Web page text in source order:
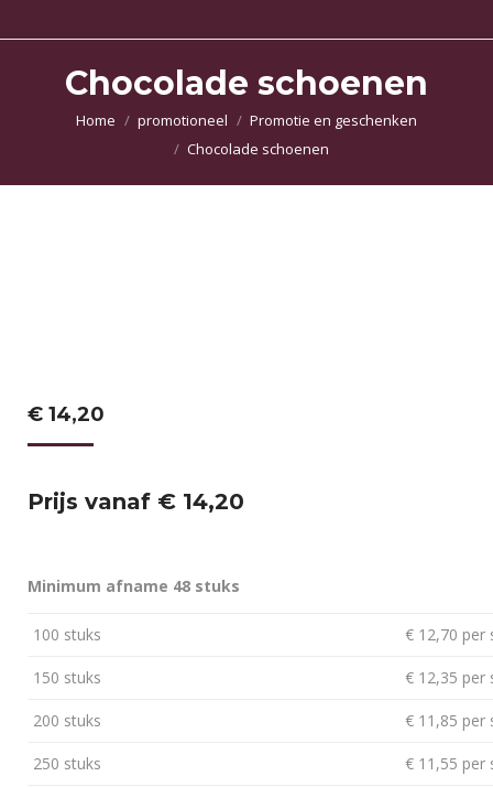
Chocolade schoenen
Je bent hier:
Home promotioneel
Promotie en geschenken
Chocolade schoenen
€ 14,20
Prijs vanaf € 14,20
Minimum afname 48 stuks
100 stuks € 12,70 per
150 stuks € 12,35 per
200 stuks € 11,85 per
250 stuks € 11,55 per